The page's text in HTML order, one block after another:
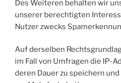
Des Weiteren behalten wir
unserer berechtigten
Nutzer zwecks
Auf derselben
im Fall von Umfragen die IP-
deren Dauer zu speichern